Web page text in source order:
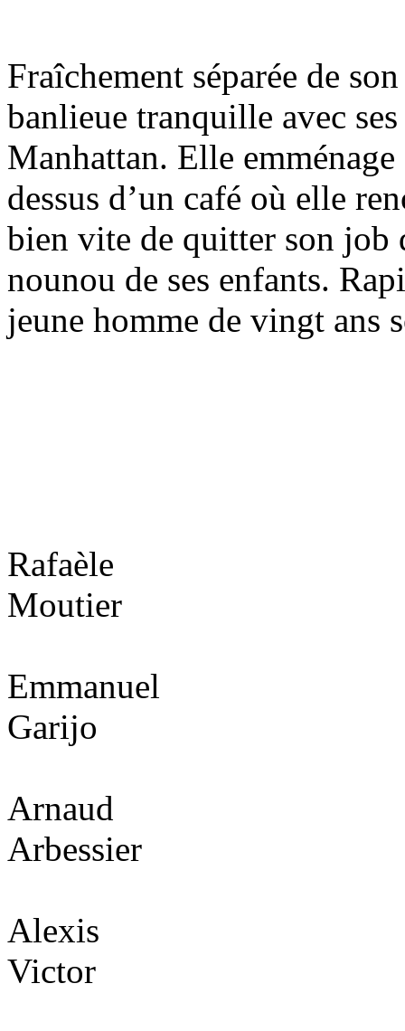
Fraîchement séparée de
banlieue tranquille avec
Manhattan. Elle
dessus d’un café où elle
bien vite de quitter son job
nounou de ses enfants.
jeune homme de vingt ans
Rafaèle
Moutier
Emmanuel
Garijo
Arnaud
Arbessier
Alexis
Victor